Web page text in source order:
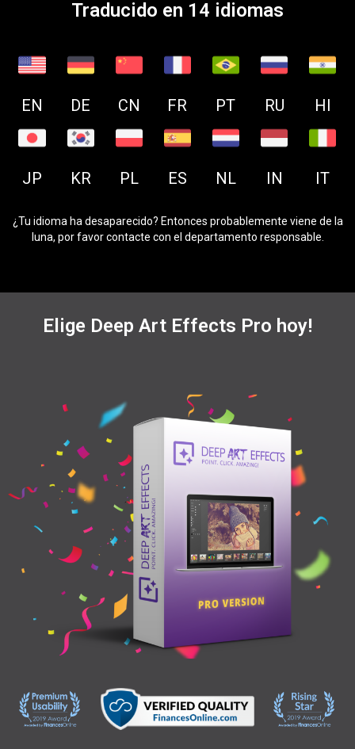
Traducido en 14 idiomas
EN DE CN FR PT RU HI
JP KR PL ES NL IN IT
¿Tu idioma ha desaparecido? Entonces probablemente viene de la
luna, por favor contacte con el departamento responsable.
Elige Deep Art Effects Pro hoy!